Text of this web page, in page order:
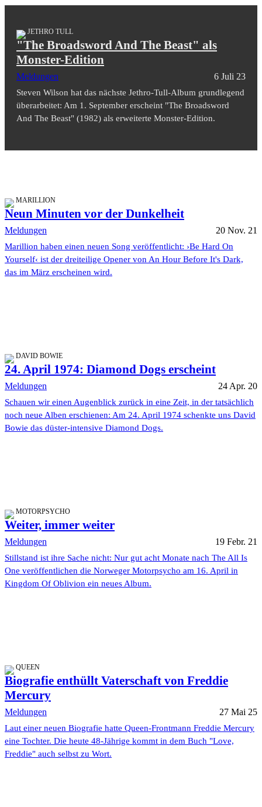
JETHRO TULL
"The Broadsword And The Beast" als
Monster-Edition
Meldungen 6 Juli 23
Steven Wilson hat das nächste Jethro-Tull-Album grundlegend
überarbeitet: Am 1. September erscheint "The Broadsword
And The Beast" (1982) als erweiterte Monster-Edition.
MARILLION
Neun Minuten vor der Dunkelheit
Meldungen 20 Nov. 21
Marillion haben einen neuen Song veröffentlicht: ›Be Hard On
Yourself‹ ist der dreiteilige Opener von An Hour Before It's Dark,
das im März erscheinen wird.
DAVID BOWIE
24. April 1974: Diamond Dogs erscheint
Meldungen 24 Apr. 20
Schauen wir einen Augenblick zurück in eine Zeit, in der tatsächlich
noch neue Alben erschienen: Am 24. April 1974 schenkte uns David
Bowie das düster-intensive Diamond Dogs.
MOTORPSYCHO
Weiter, immer weiter
Meldungen 19 Febr. 21
Stillstand ist ihre Sache nicht: Nur gut acht Monate nach The All Is
One veröffentlichen die Norweger Motorpsycho am 16. April in
Kingdom Of Oblivion ein neues Album.
QUEEN
Biografie enthüllt Vaterschaft von Freddie
Mercury
Meldungen 27 Mai 25
Laut einer neuen Biografie hatte Queen-Frontmann Freddie Mercury
eine Tochter. Die heute 48-Jährige kommt in dem Buch "Love,
Freddie" auch selbst zu Wort.